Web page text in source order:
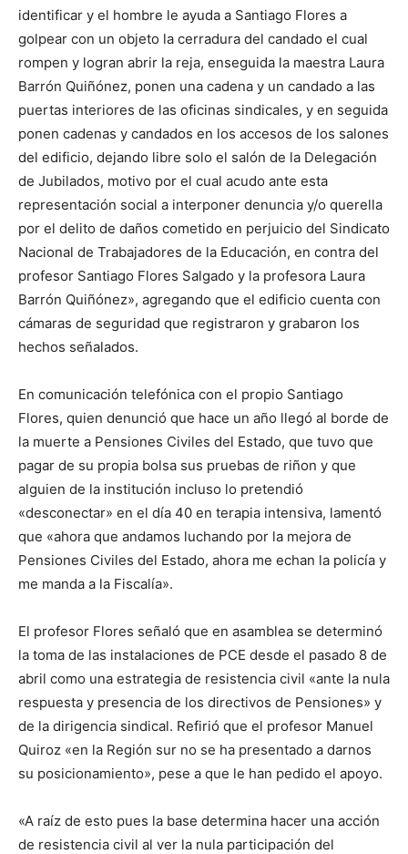
identificar y el hombre le ayuda a Santiago Flores a
golpear con un objeto la cerradura del candado el cual
rompen y logran abrir la reja, enseguida la maestra Laura
Barrón Quiñónez, ponen una cadena y un candado a las
puertas interiores de las oficinas sindicales, y en seguida
ponen cadenas y candados en los accesos de los salones
del edificio, dejando libre solo el salón de la Delegación
de Jubilados, motivo por el cual acudo ante esta
representación social a interponer denuncia y/o querella
por el delito de daños cometido en perjuicio del Sindicato
Nacional de Trabajadores de la Educación, en contra del
profesor Santiago Flores Salgado y la profesora Laura
Barrón Quiñónez», agregando que el edificio cuenta con
cámaras de seguridad que registraron y grabaron los
hechos señalados.
En comunicación telefónica con el propio Santiago
Flores, quien denunció que hace un año llegó al borde de
la muerte a Pensiones Civiles del Estado, que tuvo que
pagar de su propia bolsa sus pruebas de riñon y que
alguien de la institución incluso lo pretendió
«desconectar» en el día 40 en terapia intensiva, lamentó
que «ahora que andamos luchando por la mejora de
Pensiones Civiles del Estado, ahora me echan la policía y
me manda a la Fiscalía».
El profesor Flores señaló que en asamblea se determinó
la toma de las instalaciones de PCE desde el pasado 8 de
abril como una estrategia de resistencia civil «ante la nula
respuesta y presencia de los directivos de Pensiones» y
de la dirigencia sindical. Refirió que el profesor Manuel
Quiroz «en la Región sur no se ha presentado a darnos
su posicionamiento», pese a que le han pedido el apoyo.
«A raíz de esto pues la base determina hacer una acción
de resistencia civil al ver la nula participación del